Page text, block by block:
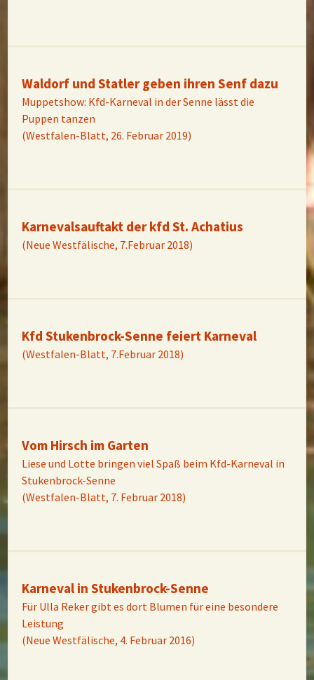
Waldorf und Statler geben ihren Senf dazu
Muppetshow: Kfd-Karneval in der Senne lässt die
Puppen tanzen
(Westfalen-Blatt, 26. Februar 2019)
Karnevalsauftakt der kfd St. Achatius
(Neue Westfälische, 7.Februar 2018)
Kfd Stukenbrock-Senne feiert Karneval
(Westfalen-Blatt, 7.Februar 2018)
Vom Hirsch im Garten
Liese und Lotte bringen viel Spaß beim Kfd-Karneval in
Stukenbrock-Senne
(Westfalen-Blatt, 7. Februar 2018)
Karneval in Stukenbrock-Senne
Für Ulla Reker gibt es dort Blumen für eine besondere
Leistung
(Neue Westfälische, 4. Februar 2016)